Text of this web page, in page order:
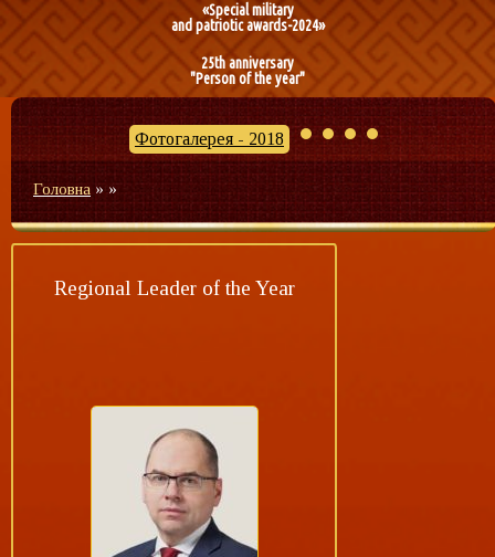
«Special military
and patriotic awards-2024»
25th anniversary
"Person of the year"
Фотогалерея - 2018
Головна »»
Regional Leader of the Year